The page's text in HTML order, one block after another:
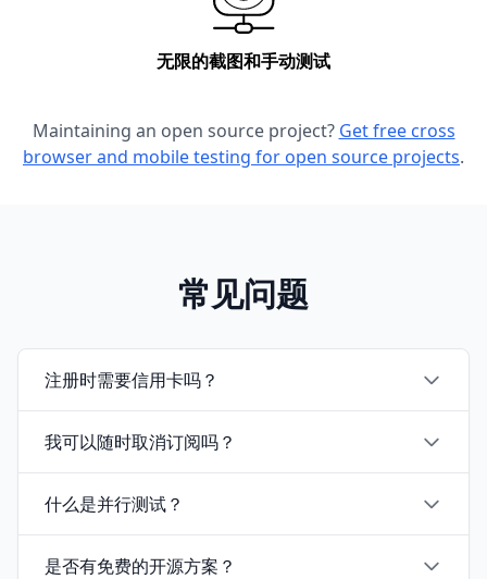
无限的截图和手动测试
Maintaining an open source project? Get free cross
browser and mobile testing for open source projects.
常见问题
注册时需要信用卡吗？
我可以随时取消订阅吗？
什么是并行测试？
是否有免费的开源方案？